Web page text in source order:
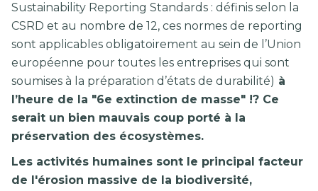
Sustainability Reporting Standards : définis selon la
CSRD et au nombre de 12, ces normes de reporting
sont applicables obligatoirement au sein de l’Union
européenne pour toutes les entreprises qui sont
soumises à la préparation d’états de durabilité) à
l’heure de la "6e extinction de masse" !? Ce
serait un bien mauvais coup porté à la
préservation des écosystèmes.
Les activités humaines sont le principal facteur
de l'érosion massive de la biodiversité,